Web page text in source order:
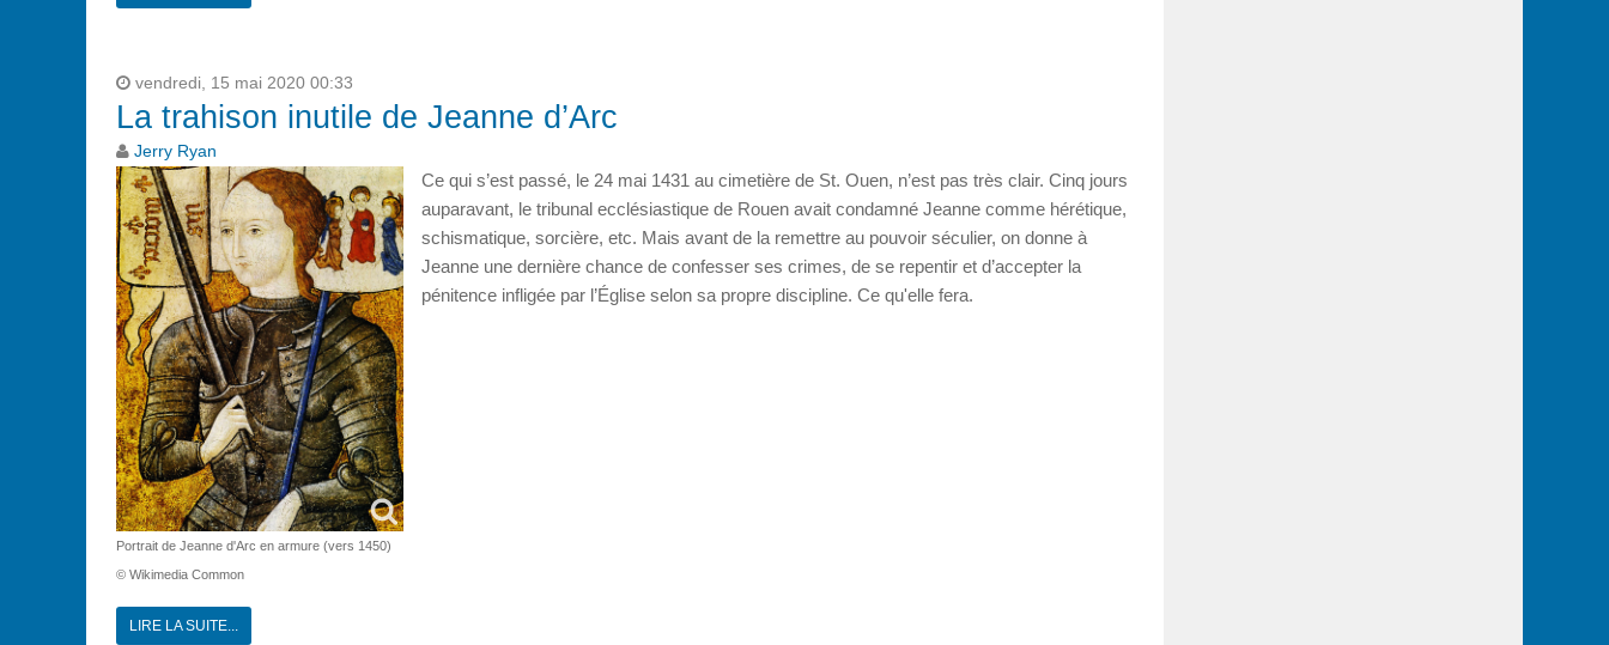
vendredi, 15 mai 2020 00:33
La trahison inutile de Jeanne d’Arc
Jerry Ryan
Portrait de Jeanne d'Arc en armure (vers 1450)
© Wikimedia Common
Ce qui s’est passé, le 24 mai 1431 au cimetière de St. Ouen, n’est pas très clair. Cinq jours
auparavant, le tribunal ecclésiastique de Rouen avait condamné Jeanne comme hérétique,
schismatique, sorcière, etc. Mais avant de la remettre au pouvoir séculier, on donne à
Jeanne une dernière chance de confesser ses crimes, de se repentir et d’accepter la
pénitence infligée par l’Église selon sa propre discipline. Ce qu'elle fera.
LIRE LA SUITE...